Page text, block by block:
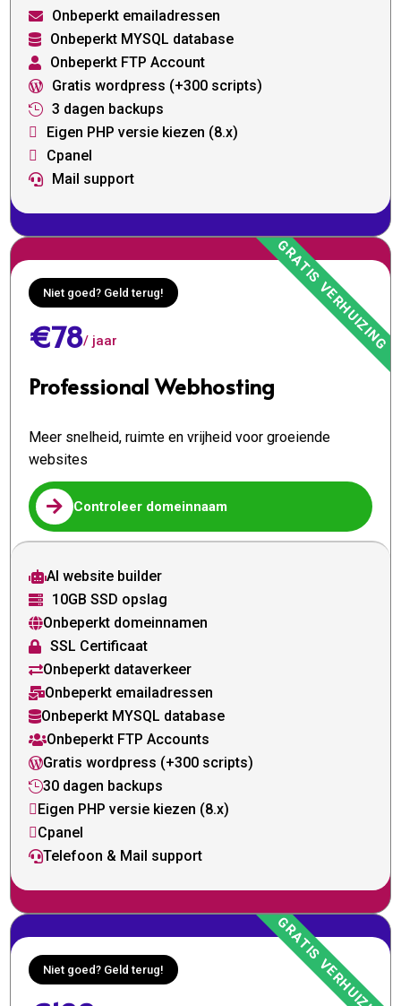
 Onbeperkt emailadressen
 Onbeperkt MYSQL database
 Onbeperkt FTP Account
 Gratis wordpress (+300 scripts)
 3 dagen backups
 Eigen PHP versie kiezen (8.x)
 Cpanel
 Mail support
Niet goed? Geld terug!
€78/ jaar
Professional Webhosting
Meer snelheid, ruimte en vrijheid voor groeiende
websites
 Controleer domeinnaam
AI website builder
 10GB SSD opslag
Onbeperkt domeinnamen
 SSL Certificaat
Onbeperkt dataverkeer
Onbeperkt emailadressen
Onbeperkt MYSQL database
Onbeperkt FTP Accounts
Gratis wordpress (+300 scripts)
30 dagen backups
 Eigen PHP versie kiezen (8.x)
Cpanel
Telefoon & Mail support
Niet goed? Geld terug!